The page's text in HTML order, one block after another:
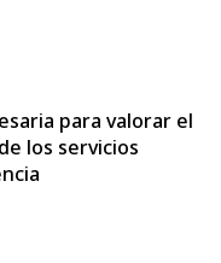
para valorar el
los servicios